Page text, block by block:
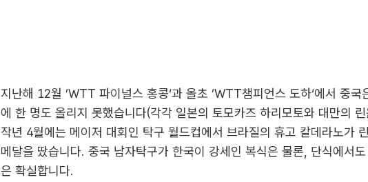
지난해 12월 ’WTT 파이널스 홍콩‘과 올초 ’WTT챔피언스 도하‘에서 중국
에 한 명도 올리지 못했습니다(각각 일본의 토모카즈 하리모토와 대만의
작년 4월에는 메이저 대회인 탁구 월드컵에서 브라질의 휴고 칼데라노가
메달을 땄습니다. 중국 남자탁구가 한국이 강세인 복식은 물론, 단식에서
은 확실합니다.